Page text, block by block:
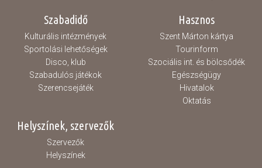
Szabadidő
Kulturális intézmények
Sportolási lehetőségek
Disco, klub
Szabadulós játékok
Szerencsejáték
Hasznos
Szent Márton kártya
Tourinform
Szociális int. és bölcsődék
Egészségügy
Hivatalok
Oktatás
Helyszínek, szervezők
Szervezők
Helyszínek